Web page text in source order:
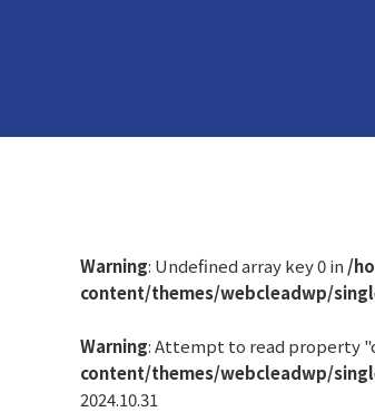
Warning: Undefined array key 0 in /
content/themes/webcleadwp/
Warning: Attempt to read property
content/themes/webcleadwp/
2024.10.31